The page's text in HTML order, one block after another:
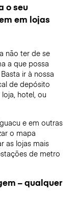
o seu
em lojas
não ter de se
a que possa
ir à nossa
de depósito
hotel, ou
e em outras
o mapa
as lojas mais
de metro
– qualquer